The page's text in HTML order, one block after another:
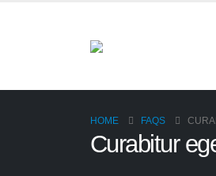
HOME FAQS
Curabitur